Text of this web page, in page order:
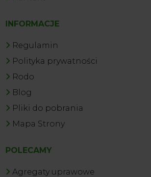
INFORMACJE
Regulamin
Polityka prywatności
Rodo
Blog
Pliki do pobrania
Mapa Strony
POLECAMY
Agregaty uprawowe